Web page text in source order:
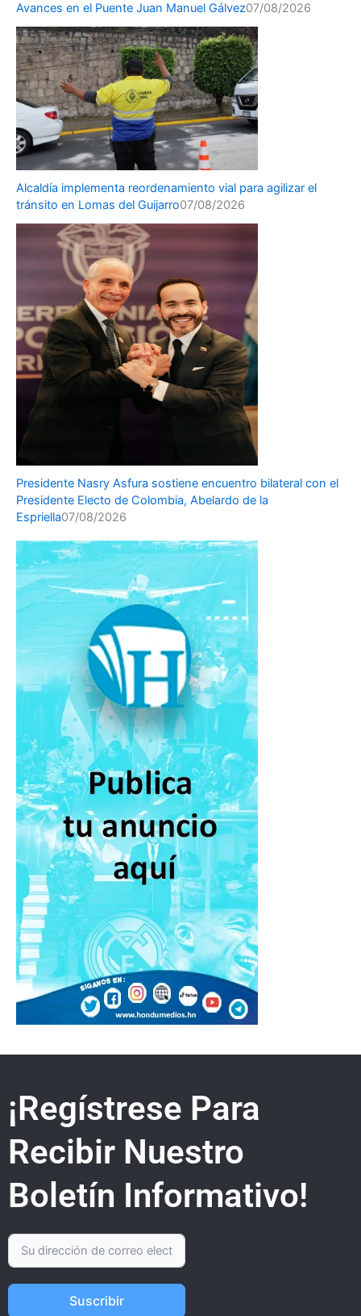
Avances en el Puente Juan Manuel Gálvez07/08/2026
Alcaldía implementa reordenamiento vial para agilizar el
tránsito en Lomas del Guijarro07/08/2026
Presidente Nasry Asfura sostiene encuentro bilateral con el
Presidente Electo de Colombia, Abelardo de la
Espriella07/08/2026
¡Regístrese Para
Recibir Nuestro
Boletín Informativo!
Suscribir